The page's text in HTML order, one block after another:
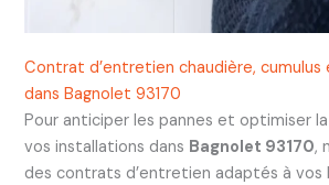
Contrat d’entretien chaudière,
dans Bagnolet 93170
Pour anticiper les pannes et optimiser
vos installations dans Bagnolet 93170,
des contrats d’entretien adaptés à vos